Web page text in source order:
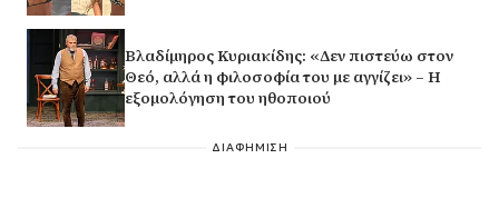
Βλαδίμηρος Κυριακίδης: «Δεν πιστεύω στον
Θεό, αλλά η φιλοσοφία του με αγγίζει» – Η
εξομολόγηση του ηθοποιού
ΔΙΑΦΗΜΙΣΗ